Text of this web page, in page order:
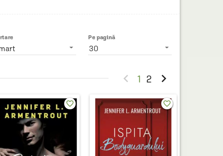
Pe pagină
30
 1 2 
favorite_border favorite_border